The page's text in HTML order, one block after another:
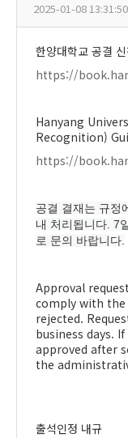
2025-01-08 13:31:50
한양대학교 공결
https://
Hanyang
Recognition)
https://
공결 결재는 규정
내 처리됩니다. 7
로 문의 바랍니다.
Approval
comply with the
rejected.
business days.
approved after
the
출석인정 내규